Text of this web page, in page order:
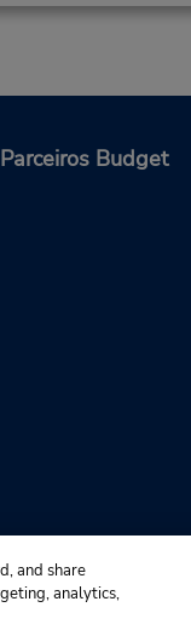
Parceiros Budget
and share
analytics,